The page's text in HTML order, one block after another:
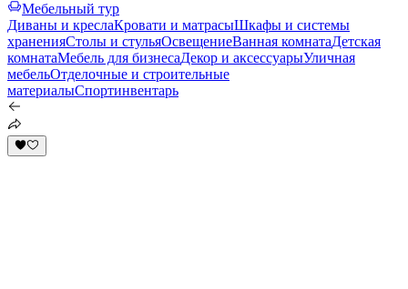
Мебельный тур
Диваны и креслаКровати и матрасыШкафы и системы
храненияСтолы и стульяОсвещениеВанная комнатаДетская
комнатаМебель для бизнесаДекор и аксессуарыУличная
мебельОтделочные и строительные
материалыСпортинвентарь